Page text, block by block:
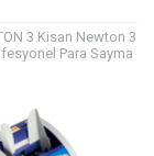
3 Kisan Newton 3
Para Sayma